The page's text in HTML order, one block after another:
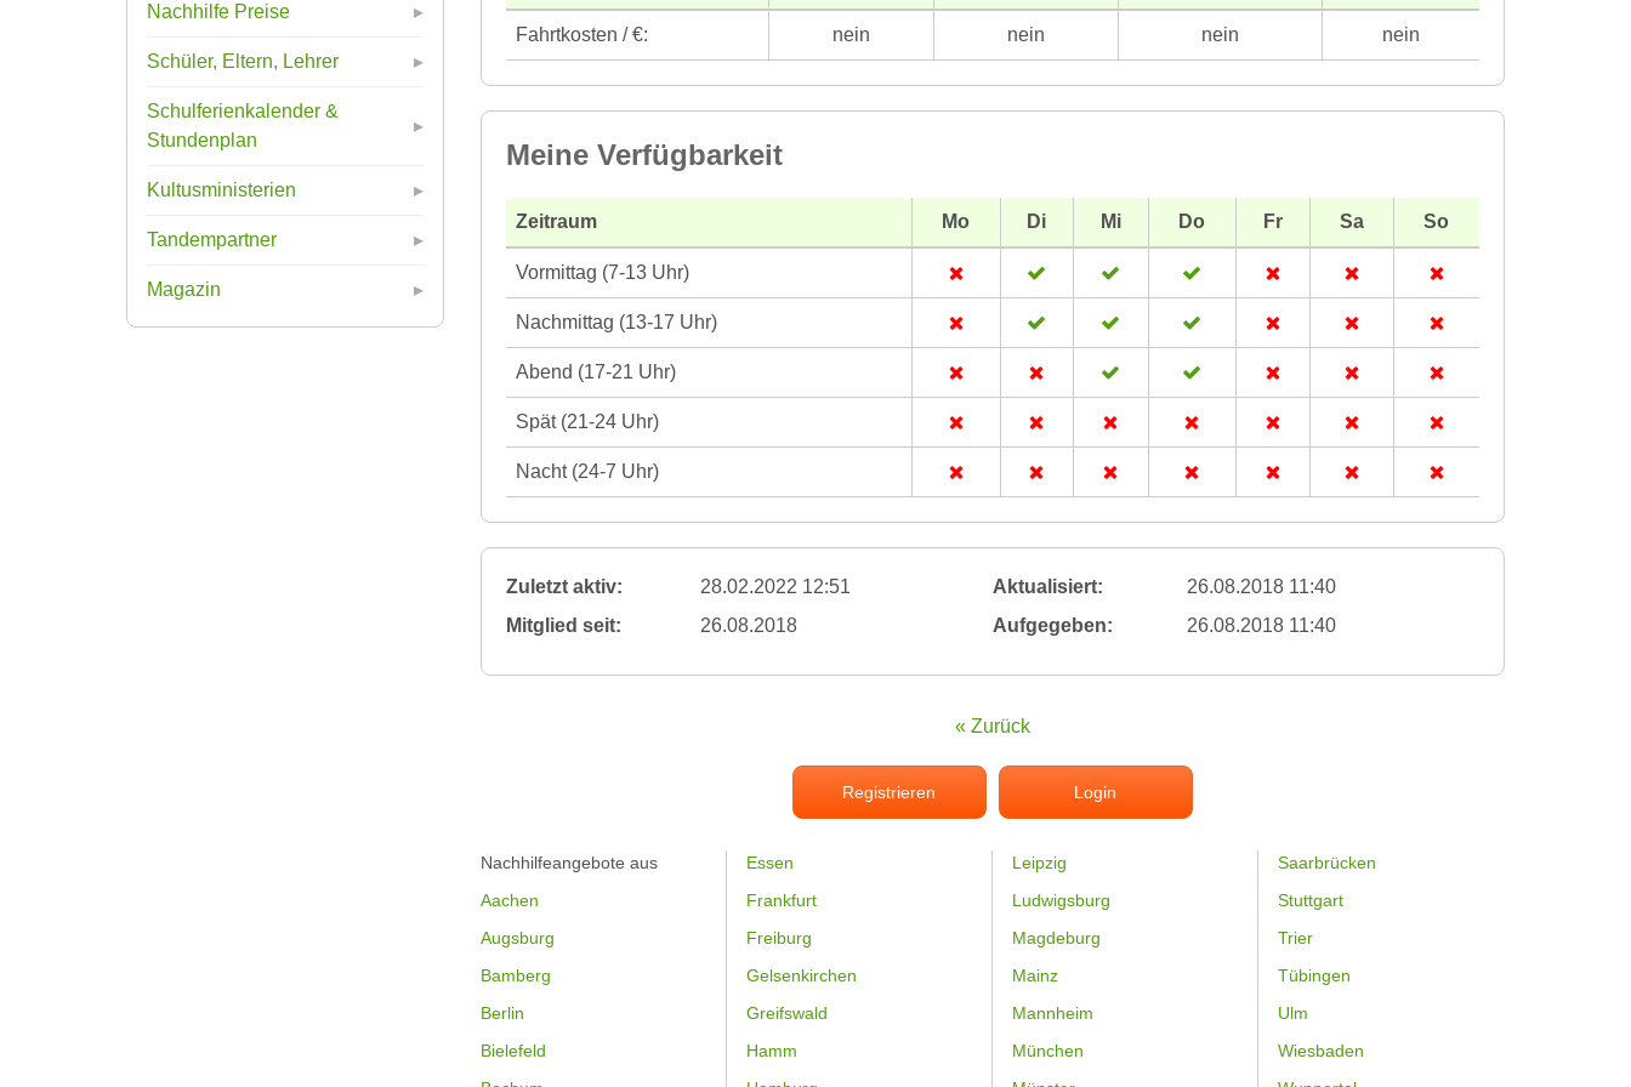
Nachhilfe Preise
Schüler, Eltern, Lehrer
Schulferienkalender &
Stundenplan
Kultusministerien
Tandempartner
Magazin
Fahrtkosten / €: nein nein nein nein
Meine Verfügbarkeit
Zeitraum Mo Di Mi Do Fr Sa So
Vormittag (7-13 Uhr)
Nachmittag (13-17 Uhr)
Abend (17-21 Uhr)
Spät (21-24 Uhr)
Nacht (24-7 Uhr)
Zuletzt aktiv: 28.02.2022 12:51 Aktualisiert:
26.08.2018 11:40
Mitglied seit:
26.08.2018 Aufgegeben: 26.08.2018 11:40
« Zurück
Registrieren Login
Nachhilfeangebote aus
Aachen
Augsburg
Bamberg
Berlin
Bielefeld
Essen
Frankfurt
Freiburg
Gelsenkirchen
Greifswald
Hamm
Leipzig
Ludwigsburg
Magdeburg
Mainz
Mannheim
München
Saarbrücken
Stuttgart
Trier
Tübingen
Ulm
Wiesbaden